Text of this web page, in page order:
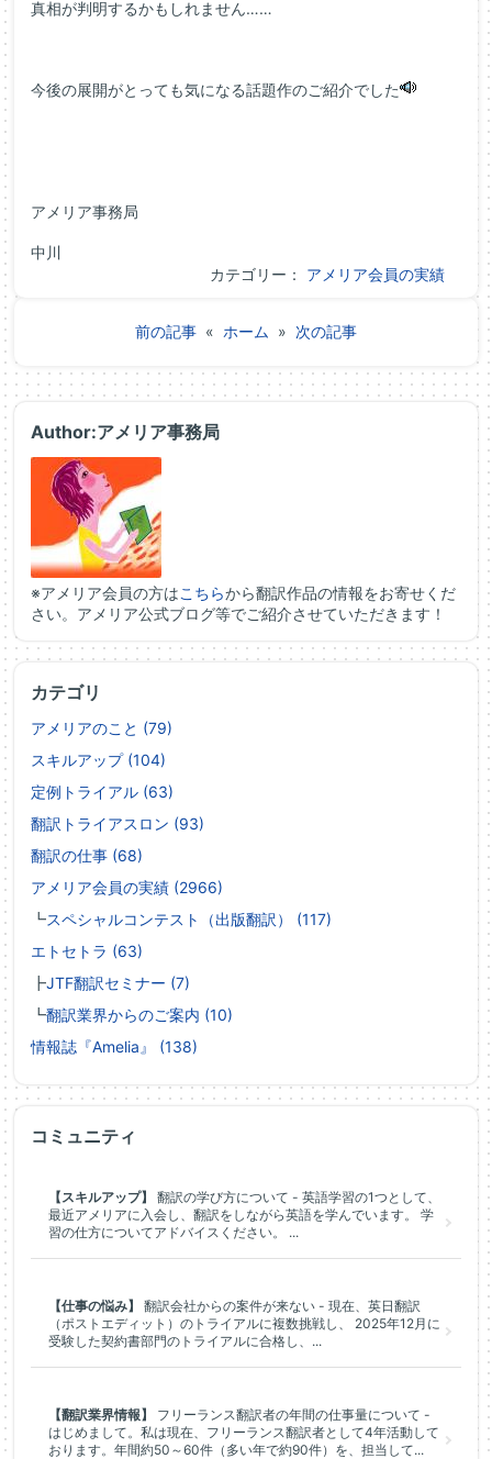
真相が判明するかもしれません……
今後の展開がとっても気になる話題作のご紹介でした
アメリア事務局
中川
カテゴリー： アメリア会員の実績
前の記事 « ホーム » 次の記事
Author:アメリア事務局
※アメリア会員の方はこちらから翻訳作品の情報をお寄せくだ
さい。アメリア公式ブログ等でご紹介させていただきます！
カテゴリ
アメリアのこと (79)
スキルアップ (104)
定例トライアル (63)
翻訳トライアスロン (93)
翻訳の仕事 (68)
アメリア会員の実績 (2966)
┗スペシャルコンテスト（出版翻訳） (117)
エトセトラ (63)
┣JTF翻訳セミナー (7)
┗翻訳業界からのご案内 (10)
情報誌『Amelia』 (138)
コミュニティ
【スキルアップ】
翻訳の学び方について - 英語学習の1つとして、
最近アメリアに入会し、翻訳をしながら英語を学んでいます。 学
習の仕方についてアドバイスください。 ...
【仕事の悩み】
翻訳会社からの案件が来ない - 現在、英日翻訳
（ポストエディット）のトライアルに複数挑戦し、 2025年12月に
受験した契約書部門のトライアルに合格し、...
【翻訳業界情報】
フリーランス翻訳者の年間の仕事量について -
はじめまして。私は現在、フリーランス翻訳者として4年活動して
おります。年間約50～60件（多い年で約90件）を、担当して...